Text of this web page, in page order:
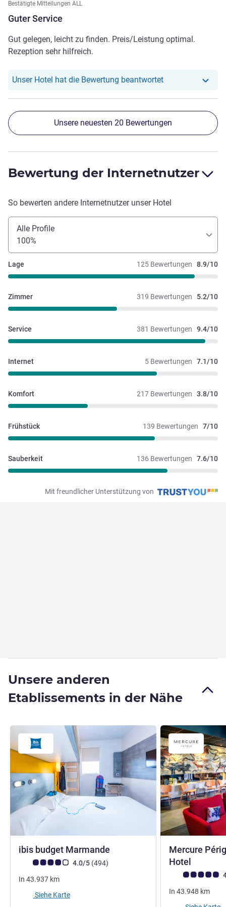
Guter Service
Bestätigte Mitteilungen ALL
Gut gelegen, leicht zu finden. Preis/Leistung optimal.
Rezeption sehr hilfreich.
Unser Hotel hat die Bewertung beantwortetUnser Hotel hat
Unsere neuesten 20 Bewertungen
Bewertung der Internetnutzer
So bewerten andere Internetnutzer unser Hotel
Alle Profile
100%
125 Bewertungen 8.9/10
Lage
319 Bewertungen 5.2/10
Zimmer
381 Bewertungen 9.4/10
Service
5 Bewertungen 7.1/10
Internet
217 Bewertungen 3.8/10
Komfort
139 Bewertungen 7/10
Frühstück
136 Bewertungen 7.6/10
Sauberkeit
Mit freundlicher Unterstützung von
Unsere anderen
Etablissements in der Nähe
ibis budget Marmande
Note Kundenmeinungen (Bewertung ALL)
4.0/5 (494Bewertungen
)
In 43.937 km
Siehe Karte
Mercure
Hotel
Note
In 43.948 km